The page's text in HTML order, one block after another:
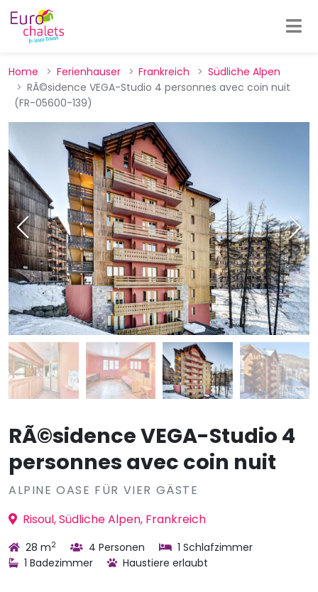
Home Ferienhauser Frankreich
Südliche Alpen
RÃ©sidence VEGA-Studio 4 personnes avec coin nuit
(FR-05600-139)
RÃ©sidence VEGA-Studio 4
personnes avec coin nuit
ALPINE OASE FÜR VIER GÄSTE
Risoul, Südliche Alpen, Frankreich
28 m2 4 Personen
1 Schlafzimmer
1 Badezimmer
Haustiere erlaubt